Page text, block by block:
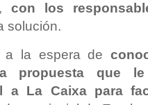
con los
solución.
a la espera de
propuesta que
a La Caixa para